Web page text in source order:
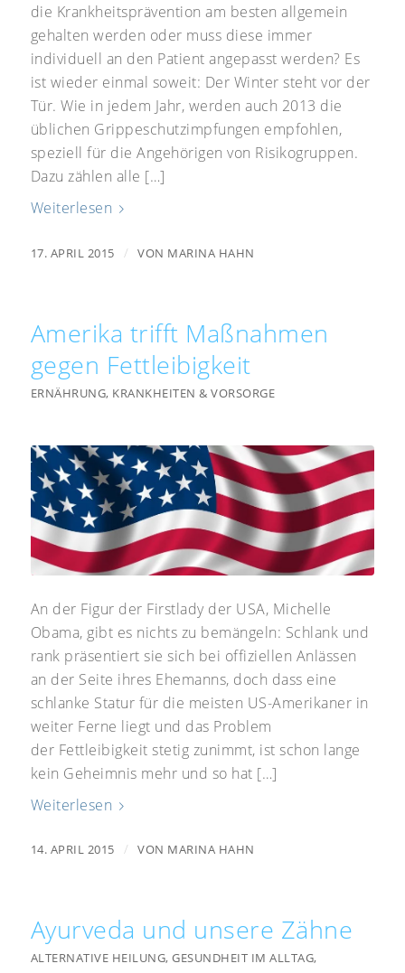
die Krankheitsprävention am besten allgemein
gehalten werden oder muss diese immer
individuell an den Patient angepasst werden? Es
ist wieder einmal soweit: Der Winter steht vor der
Tür. Wie in jedem Jahr, werden auch 2013 die
üblichen Grippeschutzimpfungen empfohlen,
speziell für die Angehörigen von Risikogruppen.
Dazu zählen alle […]
Weiterlesen
17. APRIL 2015 / VON MARINA HAHN
Amerika trifft Maßnahmen
gegen Fettleibigkeit
ERNÄHRUNG, KRANKHEITEN & VORSORGE
An der Figur der Firstlady der USA, Michelle
Obama, gibt es nichts zu bemängeln: Schlank und
rank präsentiert sie sich bei offiziellen Anlässen
an der Seite ihres Ehemanns, doch dass eine
schlanke Statur für die meisten US-Amerikaner in
weiter Ferne liegt und das Problem
der Fettleibigkeit stetig zunimmt, ist schon lange
kein Geheimnis mehr und so hat […]
Weiterlesen
14. APRIL 2015 / VON MARINA HAHN
Ayurveda und unsere Zähne
ALTERNATIVE HEILUNG,GESUNDHEIT IM ALLTAG,